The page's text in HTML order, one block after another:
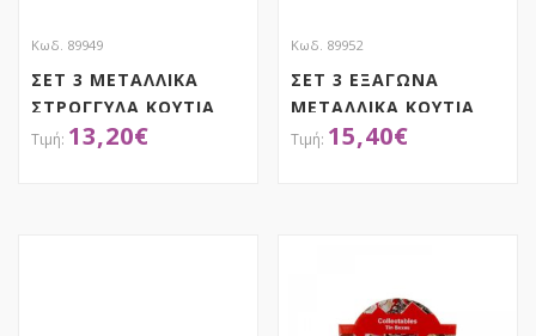
Κωδ. 89949
ΣΕΤ 3 ΜΕΤΑΛΛΙΚΑ
ΣΤΡΟΓΓΥΛΑ ΚΟΥΤΙΑ
ΜΕ ΣΧΕΔΙΑ ΓΛΥΚΩΝ
13,20€
Κωδ. 89952
ΣΕΤ 3 ΕΞΑΓΩΝΑ
ΜΕΤΑΛΛΙΚΑ ΚΟΥΤΙΑ
ΜΕ ΣΧΕΔΙΑ ΜΑΚΑΡΟΝ
15,40€